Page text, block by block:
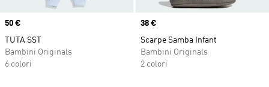
Price
50 €
TUTA SST
Bambini Originals
6 colori
Price
38 €
Scarpe Samba Infant
Bambini Originals
2 colori